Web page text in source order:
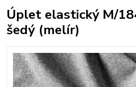
Úplet elastický M/
šedý (melír)